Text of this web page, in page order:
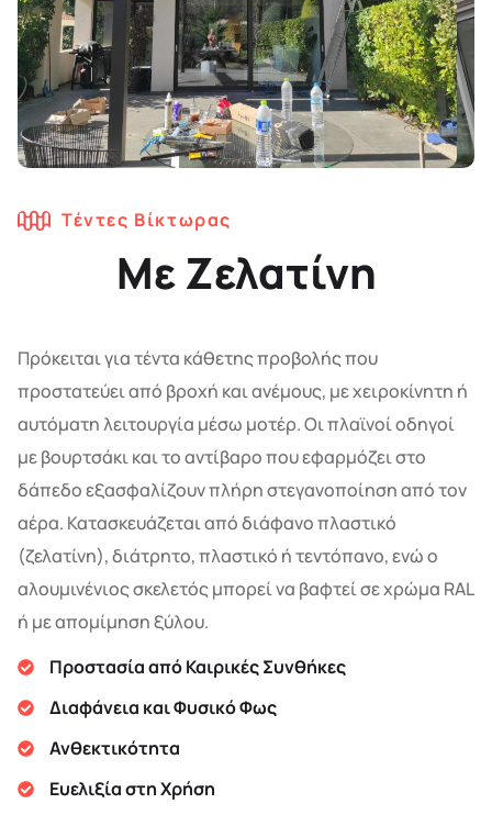
Τέντες Βίκτωρας
Με Ζελατίνη
Πρόκειται για τέντα κάθετης προβολής που
προστατεύει από βροχή και ανέμους, με χειροκίνητη ή
αυτόματη λειτουργία μέσω μοτέρ. Οι πλαϊνοί οδηγοί
με βουρτσάκι και το αντίβαρο που εφαρμόζει στο
δάπεδο εξασφαλίζουν πλήρη στεγανοποίηση από τον
αέρα. Κατασκευάζεται από διάφανο πλαστικό
(ζελατίνη), διάτρητο, πλαστικό ή τεντόπανο, ενώ ο
αλουμινένιος σκελετός μπορεί να βαφτεί σε χρώμα RAL
ή με απομίμηση ξύλου.
Προστασία από Καιρικές Συνθήκες
Διαφάνεια και Φυσικό Φως
Ανθεκτικότητα
Ευελιξία στη Χρήση